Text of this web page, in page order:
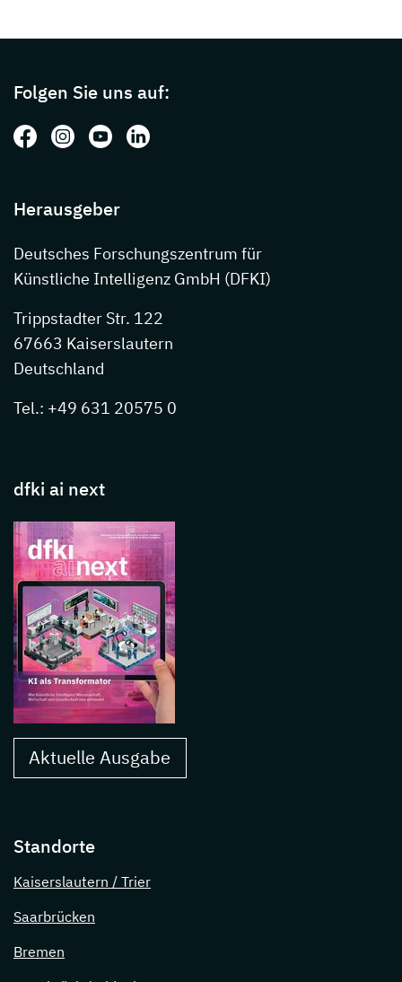
Folgen Sie uns auf:
Folgen Sie uns auf: Facebook
Folgen Sie uns auf: Instagram
Folgen Sie uns auf: Youtube
Folgen Sie uns auf: LinkedIn
Herausgeber
Deutsches Forschungszentrum für
Künstliche Intelligenz GmbH (DFKI)
Trippstadter Str. 122
67663 Kaiserslautern
Deutschland
Tel.: +49 631 20575 0
dfki ai next
Aktuelle Ausgabe
Standorte
Kaiserslautern / Trier
Saarbrücken
Bremen